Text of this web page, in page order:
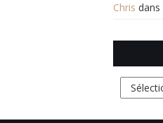
Chris dans
Archives